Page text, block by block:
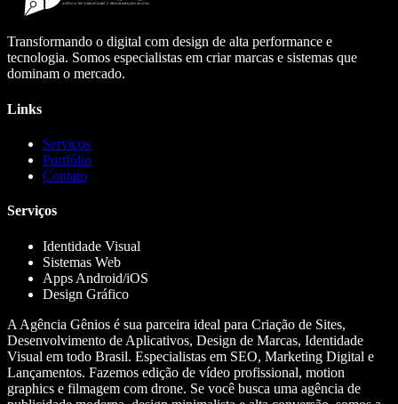
Transformando o digital com design de alta performance e
tecnologia. Somos especialistas em criar marcas e sistemas que
dominam o mercado.
Links
Serviços
Portfólio
Contato
Serviços
Identidade Visual
Sistemas Web
Apps Android/iOS
Design Gráfico
A Agência Gênios é sua parceira ideal para Criação de Sites,
Desenvolvimento de Aplicativos, Design de Marcas, Identidade
Visual em todo Brasil. Especialistas em SEO, Marketing Digital e
Lançamentos. Fazemos edição de vídeo profissional, motion
graphics e filmagem com drone. Se você busca uma agência de